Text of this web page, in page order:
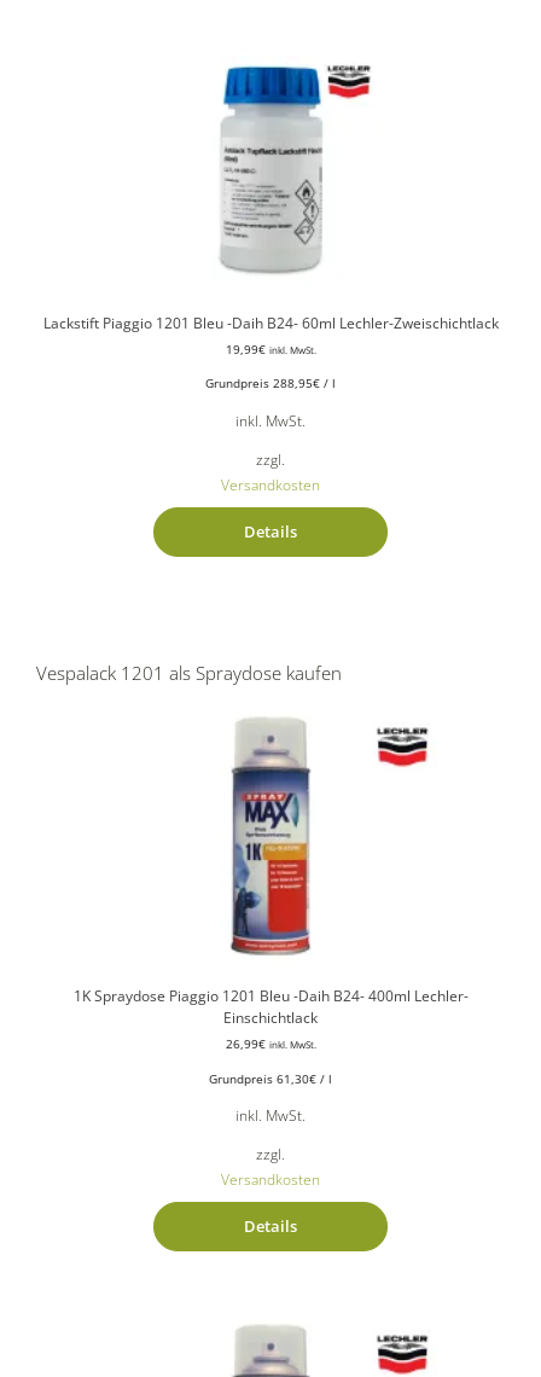
Lackstift Piaggio 1201 Bleu -Daih B24- 60ml Lechler-Zweischichtlack
19,99€ inkl. MwSt.
Grundpreis 288,95€ / l
inkl. MwSt.
zzgl.
Versandkosten
Details
Vespalack 1201 als Spraydose kaufen
1K Spraydose Piaggio 1201 Bleu -Daih B24- 400ml Lechler-
Einschichtlack
26,99€ inkl. MwSt.
Grundpreis 61,30€ / l
inkl. MwSt.
zzgl.
Versandkosten
Details